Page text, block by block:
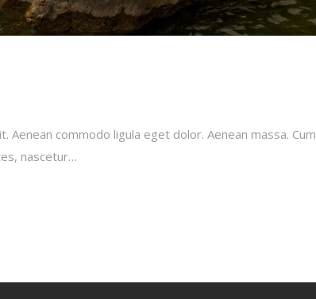
commodo ligula eget dolor. Aenean massa. Cum
nascetur…